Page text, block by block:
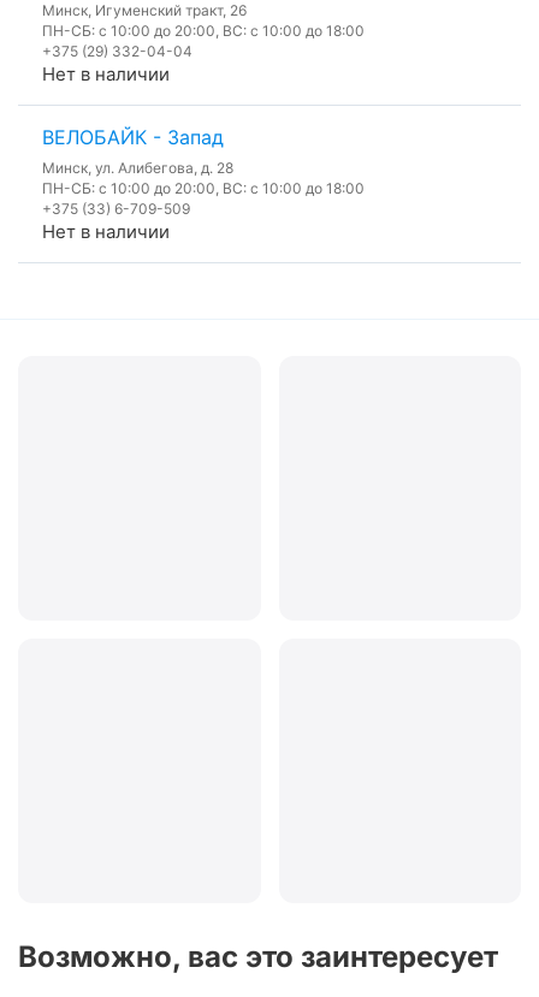
Минск, Игуменский тракт, 26
ПН-СБ: с 10:00 до 20:00, ВС: с 10:00 до 18:00
+375 (29) 332-04-04
Нет в наличии
ВЕЛОБАЙК - Запад
Минск, ул. Алибегова, д. 28
ПН-СБ: с 10:00 до 20:00, ВС: с 10:00 до 18:00
+375 (33) 6-709-509
Нет в наличии
Возможно, вас это заинтересует